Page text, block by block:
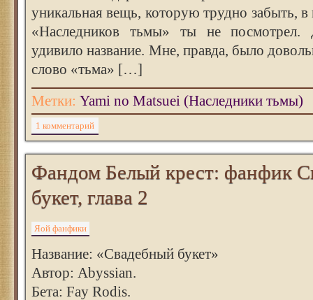
уникальная вещь, которую трудно забыть, в
«Наследников тьмы» ты не посмотрел.
удивило название. Мне, правда, было
слово «тьма» […]
Метки: Yami no Matsuei (Наследники тьмы)
1 комментарий
Фандом Белый крест: фанфик
букет, глава 2
Яой фанфики
Название: «Свадебный букет»
Автор: Abyssian.
Бета: Fay Rodis.